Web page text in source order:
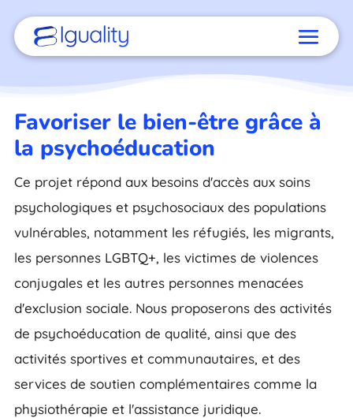
Favoriser le bien-être grâce à
la psychoéducation
Ce projet répond aux besoins d'accès aux soins
psychologiques et psychosociaux des populations
vulnérables, notamment les réfugiés, les migrants,
les personnes LGBTQ+, les victimes de violences
conjugales et les autres personnes menacées
d'exclusion sociale. Nous proposerons des activités
de psychoéducation de qualité, ainsi que des
activités sportives et communautaires, et des
services de soutien complémentaires comme la
physiothérapie et l'assistance juridique.